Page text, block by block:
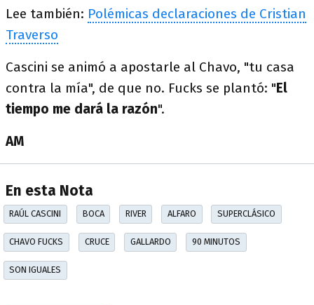
Lee también: Polémicas declaraciones de Cristian
Traverso
Cascini se animó a apostarle al Chavo, "tu casa
contra la mía", de que no. Fucks se plantó: "El
tiempo me dará la razón".
AM
En esta Nota
RAÚL CASCINI BOCA RIVER ALFARO SUPERCLÁSICO
CHAVO FUCKS CRUCE GALLARDO 90 MINUTOS
SON IGUALES